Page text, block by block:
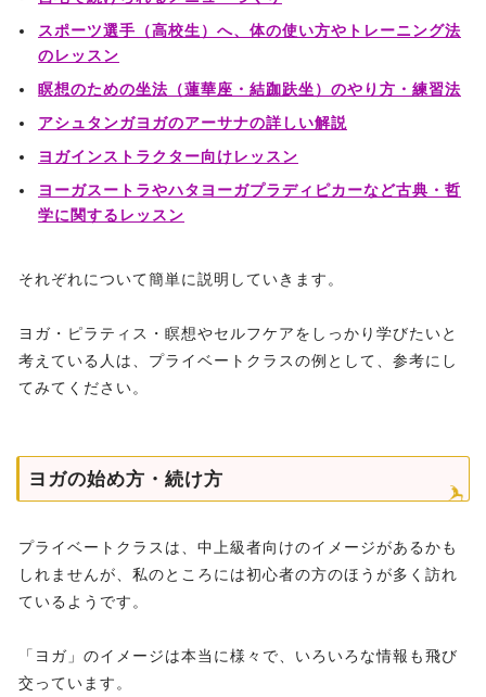
スポーツ選手（高校生）へ、体の使い方やトレーニング法
のレッスン
瞑想のための坐法（蓮華座・結跏趺坐）のやり方・練習法
アシュタンガヨガのアーサナの詳しい解説
ヨガインストラクター向けレッスン
ヨーガスートラやハタヨーガプラディピカーなど古典・哲
学に関するレッスン
それぞれについて簡単に説明していきます。
ヨガ・ピラティス・瞑想やセルフケアをしっかり学びたいと
考えている人は、プライベートクラスの例として、参考にし
てみてください。
ヨガの始め方・続け方
プライベートクラスは、中上級者向けのイメージがあるかも
しれませんが、私のところには初心者の方のほうが多く訪れ
ているようです。
「ヨガ」のイメージは本当に様々で、いろいろな情報も飛び
交っています。